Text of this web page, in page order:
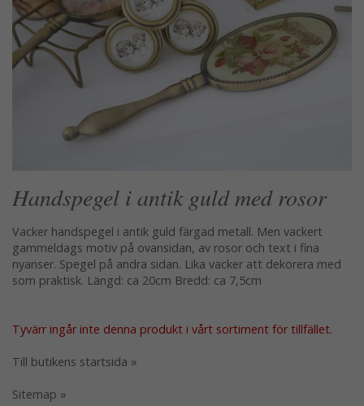
Handspegel i antik guld med rosor
Vacker handspegel i antik guld färgad metall. Men vackert
gammeldags motiv på ovansidan, av rosor och text i fina
nyanser. Spegel på andra sidan. Lika vacker att dekorera med
som praktisk. Längd: ca 20cm Bredd: ca 7,5cm
Tyvärr ingår inte denna produkt i vårt sortiment för tillfället.
Till butikens startsida »
Sitemap »